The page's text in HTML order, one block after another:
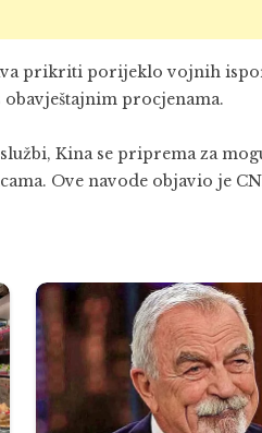
prikriti porijeklo vojnih
procjenama.
Kinase priprema za
Ove navode objavio je